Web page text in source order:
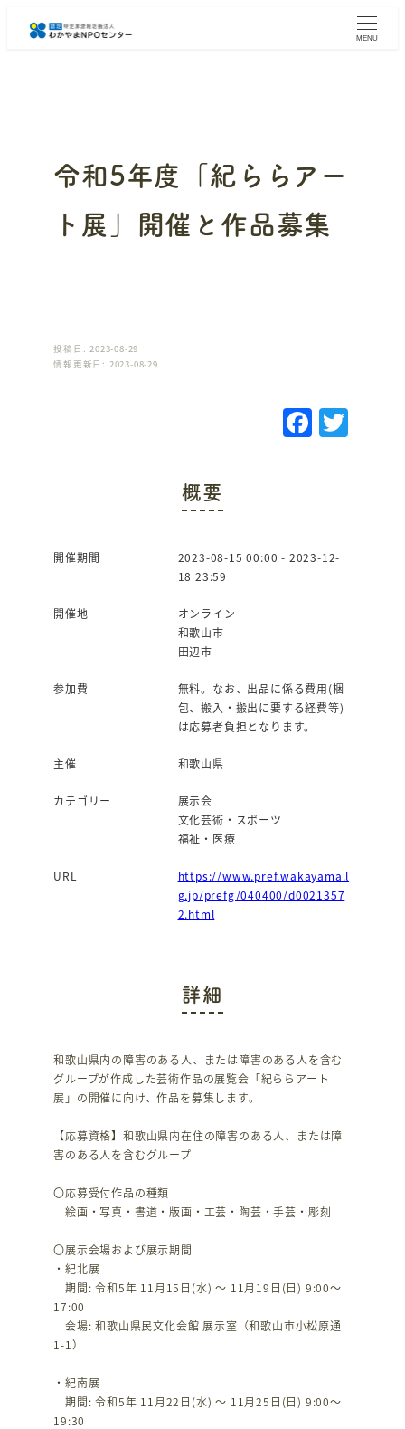
MENU
令和5年度「紀ららアー
ト展」開催と作品募集
投稿日: 2023-08-29
情報更新日: 2023-08-29
F
a
o
T
概要
開催期間
2023-08-15 00:00 - 2023-12-
18 23:59
開催地
オンライン
和歌山市
田辺市
参加費
無料。なお、出品に係る費用(梱
包、搬入・搬出に要する経費等)
は応募者負担となります。
主催 和歌山県
カテゴリー
展示会
文化芸術・スポーツ
福祉・医療
URL
https://www.pref.wakayama.l
g.jp/prefg/040400/d0021357
2.html
詳細
和歌山県内の障害のある人、または障害のある人を含む
グループが作成した芸術作品の展覧会「紀ららアート
展」の開催に向け、作品を募集します。
【応募資格】和歌山県内在住の障害のある人、または障
害のある人を含むグループ
〇応募受付作品の種類
絵画・写真・書道・版画・工芸・陶芸・手芸・彫刻
〇展示会場および展示期間
・紀北展
期間: 令和5年 11月15日(水) ～ 11月19日(日) 9:00～
17:00
会場: 和歌山県民文化会館 展示室（和歌山市小松原通
1-1）
・紀南展
期間: 令和5年 11月22日(水) ～ 11月25日(日) 9:00～
19:30